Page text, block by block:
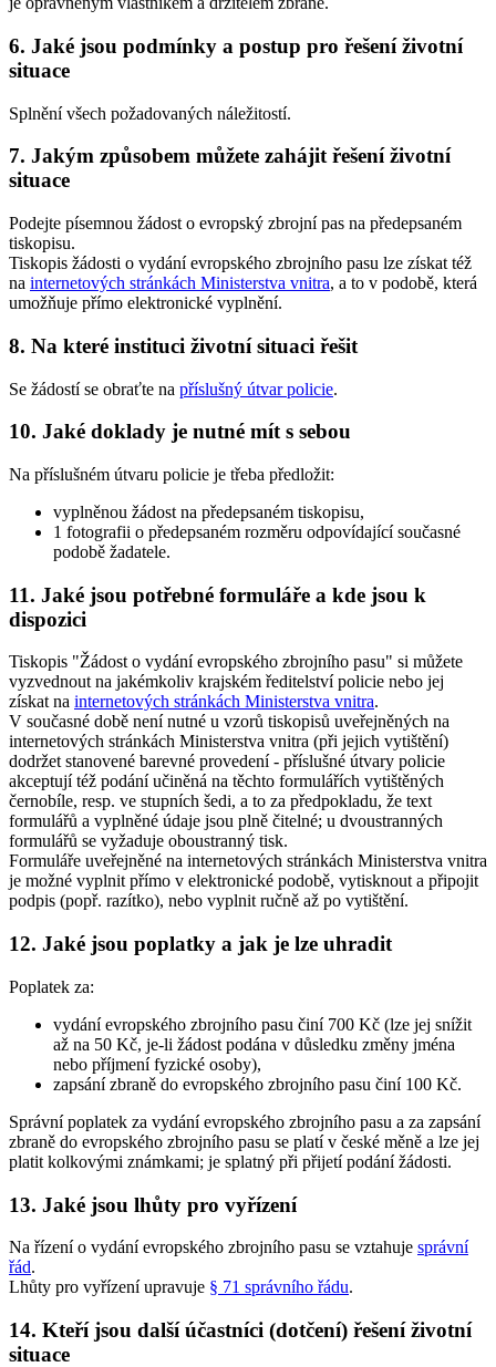
6. Jaké jsou podmínky a postup pro řešení životní
situace
Splnění všech požadovaných náležitostí.
7. Jakým způsobem můžete zahájit řešení životní
situace
Podejte písemnou žádost o evropský zbrojní pas na předepsaném
tiskopisu.
Tiskopis žádosti o vydání evropského zbrojního pasu lze získat též
na internetových stránkách Ministerstva vnitra, a to v podobě, která
umožňuje přímo elektronické vyplnění.
8. Na které instituci životní situaci řešit
Se žádostí se obraťte na příslušný útvar policie.
10. Jaké doklady je nutné mít s sebou
Na příslušném útvaru policie je třeba předložit:
vyplněnou žádost na předepsaném tiskopisu,
1 fotografii o předepsaném rozměru odpovídající současné
podobě žadatele.
11. Jaké jsou potřebné formuláře a kde jsou k
dispozici
Tiskopis "Žádost o vydání evropského zbrojního pasu" si můžete
vyzvednout na jakémkoliv krajském ředitelství policie nebo jej
získat na internetových stránkách Ministerstva vnitra.
V současné době není nutné u vzorů tiskopisů uveřejněných na
internetových stránkách Ministerstva vnitra (při jejich vytištění)
dodržet stanovené barevné provedení - příslušné útvary policie
akceptují též podání učiněná na těchto formulářích vytištěných
černobíle, resp. ve stupních šedi, a to za předpokladu, že text
formulářů a vyplněné údaje jsou plně čitelné; u dvoustranných
formulářů se vyžaduje oboustranný tisk.
Formuláře uveřejněné na internetových stránkách Ministerstva vnitra
je možné vyplnit přímo v elektronické podobě, vytisknout a připojit
podpis (popř. razítko), nebo vyplnit ručně až po vytištění.
12. Jaké jsou poplatky a jak je lze uhradit
Poplatek za:
vydání evropského zbrojního pasu činí 700 Kč (lze jej snížit
až na 50 Kč, je-li žádost podána v důsledku změny jména
nebo příjmení fyzické osoby),
zapsání zbraně do evropského zbrojního pasu činí 100 Kč.
Správní poplatek za vydání evropského zbrojního pasu a za zapsání
zbraně do evropského zbrojního pasu se platí v české měně a lze jej
platit kolkovými známkami; je splatný při přijetí podání žádosti.
13. Jaké jsou lhůty pro vyřízení
Na řízení o vydání evropského zbrojního pasu se vztahuje správní
řád.
Lhůty pro vyřízení upravuje § 71 správního řádu.
14. Kteří jsou další účastníci (dotčení) řešení životní
situace